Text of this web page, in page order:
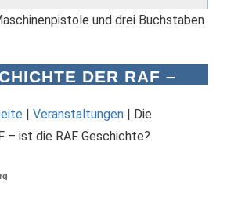
DER RAF –
| Veranstaltungen | Die
– ist die RAF Geschichte?